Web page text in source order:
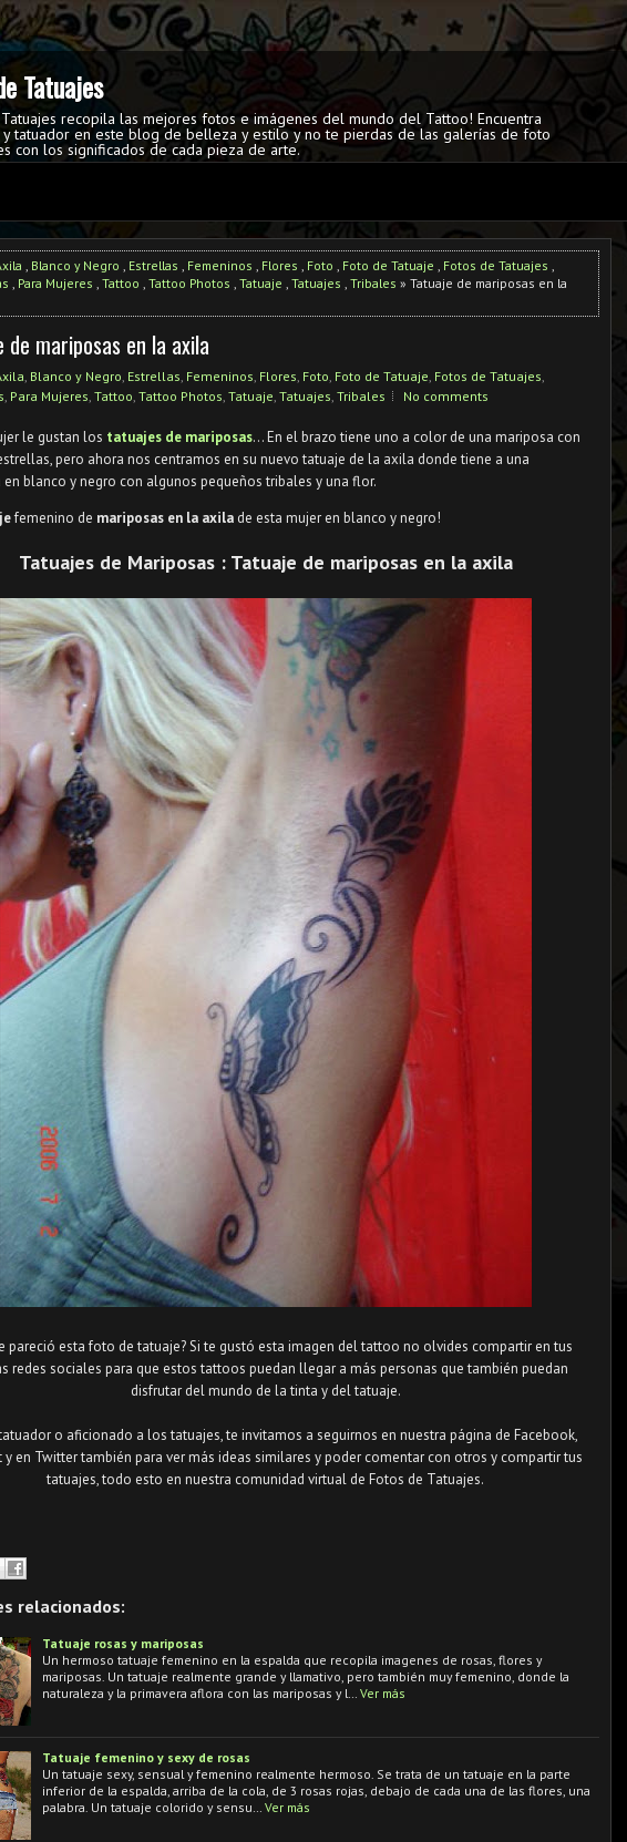
Tatuajes
recopila las mejores fotos e imágenes del mundo del Tattoo! Encuentra
y tatuador en este blog de belleza y estilo y no te pierdas de las galerías de foto
con los significados de cada pieza de arte.
, Blanco y Negro , Estrellas , Femeninos , Flores , Foto , Foto de Tatuaje , Fotos de Tatuajes ,
, Para Mujeres , Tattoo , Tattoo Photos , Tatuaje , Tatuajes , Tribales » Tatuaje de mariposas en la
de mariposas en la axila
, Blanco y Negro, Estrellas, Femeninos, Flores, Foto, Foto de Tatuaje, Fotos de Tatuajes,
, Para Mujeres, Tattoo, Tattoo Photos, Tatuaje, Tatuajes, Tribales No comments
le gustan los tatuajes de mariposas... En el brazo tiene uno a color de una mariposa con
pero ahora nos centramos en su nuevo tatuaje de la axila donde tiene a una
blanco y negro con algunos pequeños tribales y una flor.
femenino de mariposas en la axila de esta mujer en blanco y negro!
Tatuajes de Mariposas : Tatuaje de mariposas en la axila
pareció esta foto de tatuaje? Si te gustó esta imagen del tattoo no olvides compartir en tus
redes sociales para que estos tattoos puedan llegar a más personas que también puedan
disfrutar del mundo de la tinta y del tatuaje.
o aficionado a los tatuajes, te invitamos a seguirnos en nuestra página de Facebook,
y en Twitter también para ver más ideas similares y poder comentar con otros y compartir tus
tatuajes, todo esto en nuestra comunidad virtual de Fotos de Tatuajes.
relacionados:
Tatuaje rosas y mariposas
Un hermoso tatuaje femenino en la espalda que recopila imagenes de rosas, flores y
mariposas. Un tatuaje realmente grande y llamativo, pero también muy femenino, donde la
naturaleza y la primavera aflora con las mariposas y l…
Ver más
Tatuaje femenino y sexy de rosas
Un tatuaje sexy, sensual y femenino realmente hermoso. Se trata de un tatuaje en la parte
inferior de la espalda, arriba de la cola, de 3 rosas rojas, debajo de cada una de las flores, una
palabra. Un tatuaje colorido y sensu…
Ver más